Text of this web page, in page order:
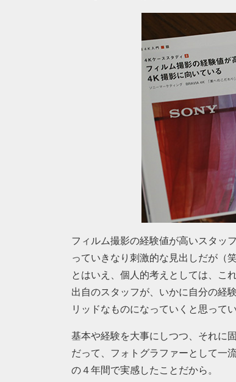
フィルム撮影の経験値が高いスタッ
っていきなり刺激的な見出しだが（
とはいえ、個人的考えとしては、こ
出自のスタッフが、いかに自分の経
リッドなものになっていくと思ってい
基本や経験を大事にしつつ、それに
だって、フォトグラファーとして一
の４年間で実感したことだから。